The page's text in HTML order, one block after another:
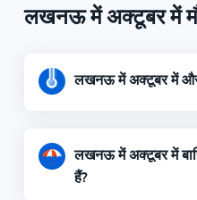
लखनऊ में अक्टूबर में
लखनऊ में अक्टूबर में
लखनऊ में अक्टूबर में
हैं?